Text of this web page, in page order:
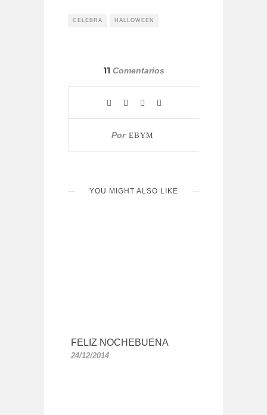
CELEBRA HALLOWEEN
11Comentarios
Por EBYM
YOU MIGHT ALSO LIKE
FELIZ NOCHEBUENA
24/12/2014